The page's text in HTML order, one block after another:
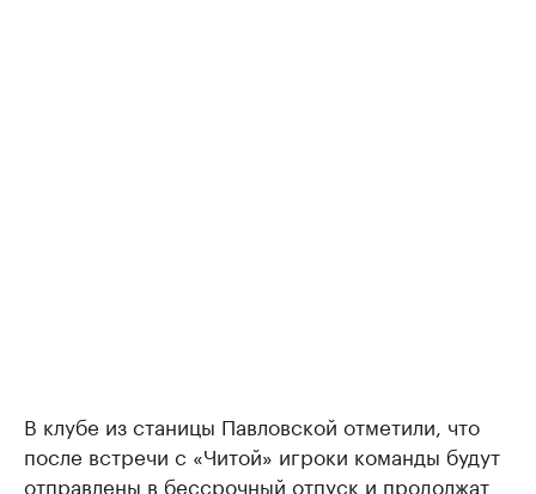
В клубе из станицы Павловской отметили, что
после встречи с «Читой» игроки команды будут
отправлены в бессрочный отпуск и продолжат